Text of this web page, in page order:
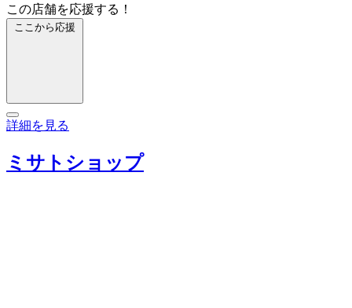
この店舗を応援する！
ここから応援
詳細を見る
ミサトショップ